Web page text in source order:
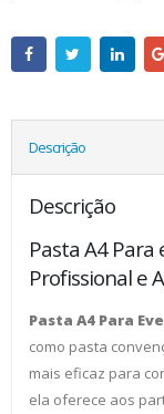
Descrição
Descrição
Pasta A4 Para
Profissional e
Pasta A4 Para
como pasta
mais eficaz para
ela oferece aos